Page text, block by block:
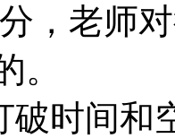
，老师
。
时间和